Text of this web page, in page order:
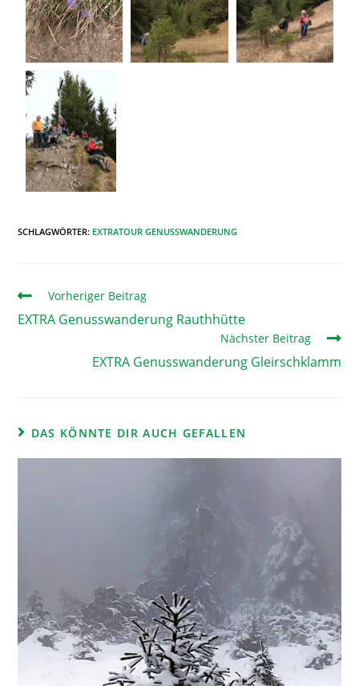
SCHLAGWÖRTER: EXTRATOUR GENUSSWANDERUNG
Vorheriger Beitrag
EXTRA Genusswanderung Rauthhütte
Nächster Beitrag
EXTRA Genusswanderung Gleirschklamm
DAS KÖNNTE DIR AUCH GEFALLEN